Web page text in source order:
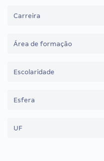
Carreira
Área de formação
Escolaridade
Esfera
UF